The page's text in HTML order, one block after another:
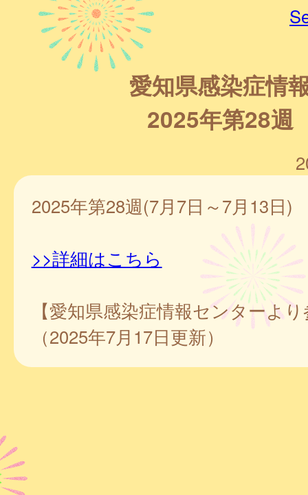
愛知県感染症情
2025年第28週
2025年第28週(7月7日～7月13日)
>>詳細はこちら
【愛知県感染症情報センターよ
（2025年7月17日更新）